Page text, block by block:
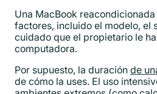
Una MacBook
factores, incluido el modelo, el
cuidado que el propietario le
computadora.
Por supuesto, la duración de
de cómo la uses. El uso